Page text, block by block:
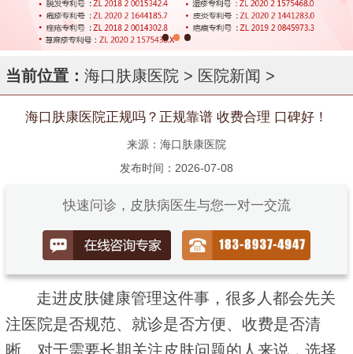
当前位置： 海口肤康医院 > 医院新闻 >
海口肤康医院正规吗？正规靠谱 收费合理 口碑好！
来源：海口肤康医院
发布时间：2026-07-08
快速问诊，皮肤病医生与您一对一交流
走进皮肤健康管理这件事，很多人都会先关
注医院是否规范、就诊是否方便、收费是否清
晰。对于需要长期关注皮肤问题的人来说，选择